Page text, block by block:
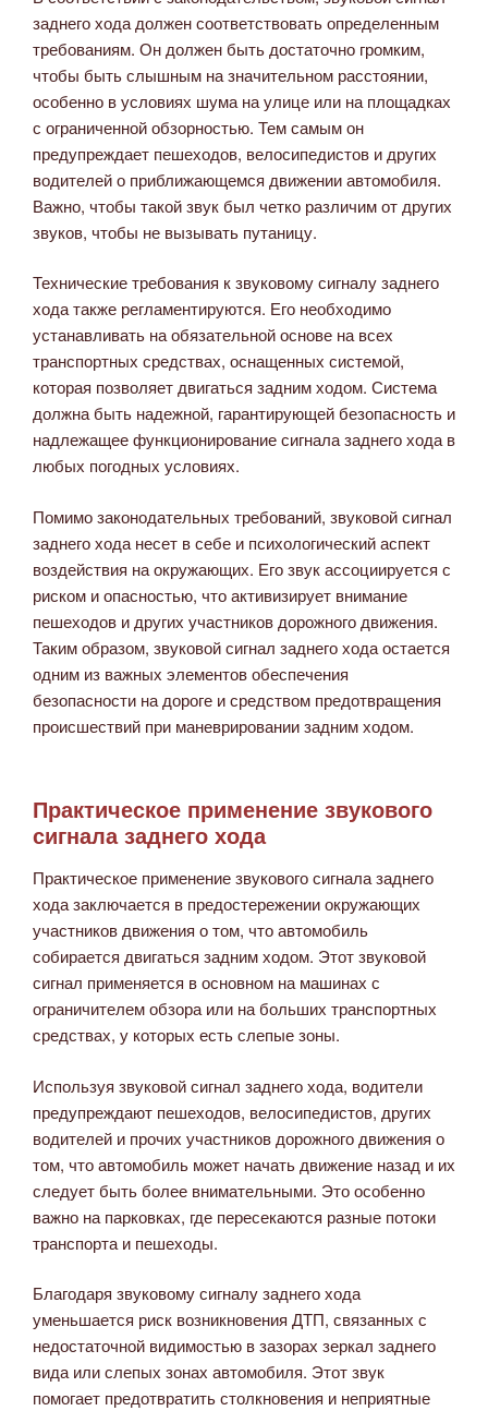
заднего хода должен соответствовать определенным
требованиям. Он должен быть достаточно громким,
чтобы быть слышным на значительном расстоянии,
особенно в условиях шума на улице или на площадках
с ограниченной обзорностью. Тем самым он
предупреждает пешеходов, велосипедистов и других
водителей о приближающемся движении автомобиля.
Важно, чтобы такой звук был четко различим от других
звуков, чтобы не вызывать путаницу.
Технические требования к звуковому сигналу заднего
хода также регламентируются. Его необходимо
устанавливать на обязательной основе на всех
транспортных средствах, оснащенных системой,
которая позволяет двигаться задним ходом. Система
должна быть надежной, гарантирующей безопасность и
надлежащее функционирование сигнала заднего хода в
любых погодных условиях.
Помимо законодательных требований, звуковой сигнал
заднего хода несет в себе и психологический аспект
воздействия на окружающих. Его звук ассоциируется с
риском и опасностью, что активизирует внимание
пешеходов и других участников дорожного движения.
Таким образом, звуковой сигнал заднего хода остается
одним из важных элементов обеспечения
безопасности на дороге и средством предотвращения
происшествий при маневрировании задним ходом.
Практическое применение звукового
сигнала заднего хода
Практическое применение звукового сигнала заднего
хода заключается в предостережении окружающих
участников движения о том, что автомобиль
собирается двигаться задним ходом. Этот звуковой
сигнал применяется в основном на машинах с
ограничителем обзора или на больших транспортных
средствах, у которых есть слепые зоны.
Используя звуковой сигнал заднего хода, водители
предупреждают пешеходов, велосипедистов, других
водителей и прочих участников дорожного движения о
том, что автомобиль может начать движение назад и их
следует быть более внимательными. Это особенно
важно на парковках, где пересекаются разные потоки
транспорта и пешеходы.
Благодаря звуковому сигналу заднего хода
уменьшается риск возникновения ДТП, связанных с
недостаточной видимостью в зазорах зеркал заднего
вида или слепых зонах автомобиля. Этот звук
помогает предотвратить столкновения и неприятные